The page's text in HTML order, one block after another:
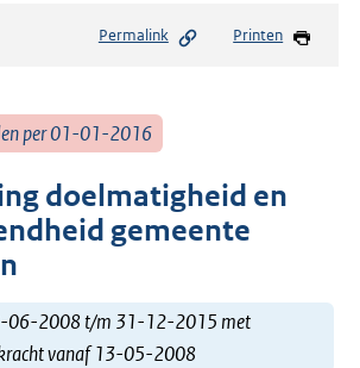
Permalink Printen
per 01-01-2016
doelmatigheid en
gemeente
06-2008 t/m 31-12-2015 met
vanaf 13-05-2008